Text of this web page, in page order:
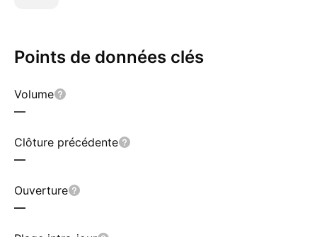
Points de données clés
Volume
—
Clôture précédente
—
Ouverture
—